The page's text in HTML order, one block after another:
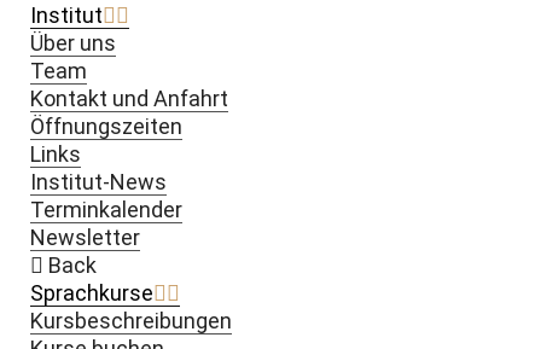
Institut
Über uns
Team
Kontakt und Anfahrt
Öffnungszeiten
Links
Institut-News
Terminkalender
Newsletter
Back
Sprachkurse
Kursbeschreibungen